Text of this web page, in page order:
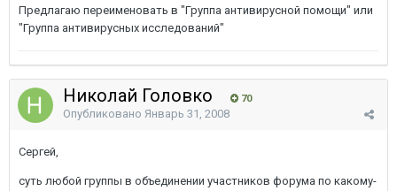
Предлагаю переименовать в "Группа антивирусной помощи" или
"Группа антивирусных исследований"
Николай Головко 70
Опубликовано Январь 31, 2008
Сергей,
суть любой группы в объединении участников форума по какому-